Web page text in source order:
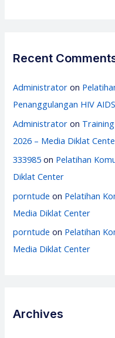
Recent
Administrator on
Penanggulangan HIV
Administrator on
2026 – Media Diklat
333985 on Pelatihan
Diklat Center
porntude on Pelatihan
Media Diklat Center
porntude on Pelatihan
Media Diklat Center
Archives